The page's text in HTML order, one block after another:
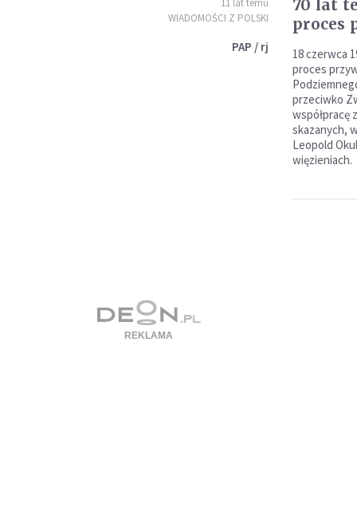
11 lat temu
WIADOMOŚCI Z POLSKI
PAP / rj
70 lat
proces
18 czerwca
proces
przeciwko
współpracę
skazanych,
Leopold
więzieniach.